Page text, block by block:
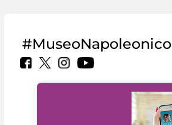
#MuseoNapoleonico